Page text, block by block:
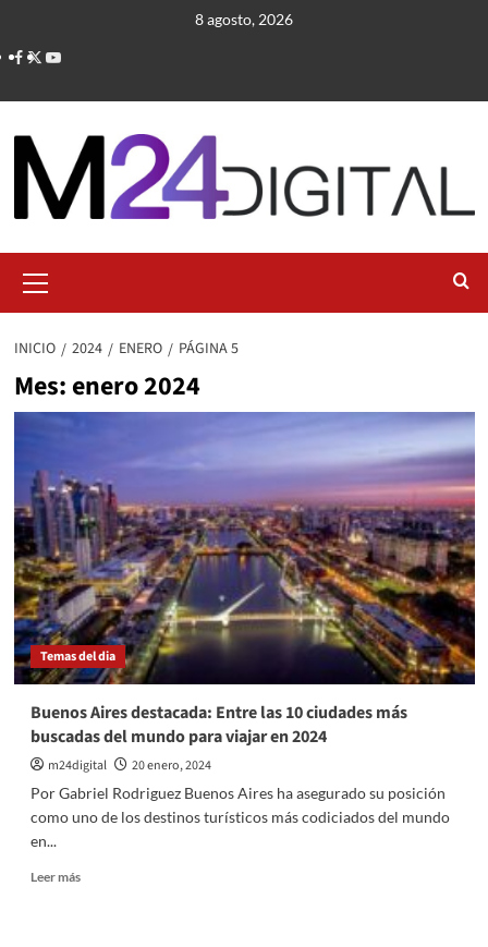
contenido
8 agosto, 2026
primario
INICIO 2024 ENERO PÁGINA 5
Mes: enero 2024
Temas del dia
Buenos Aires destacada: Entre las 10 ciudades más
buscadas del mundo para viajar en 2024
m24digital
20 enero, 2024
Por Gabriel Rodriguez Buenos Aires ha asegurado su posición
como uno de los destinos turísticos más codiciados del mundo
en...
Leer másLeer